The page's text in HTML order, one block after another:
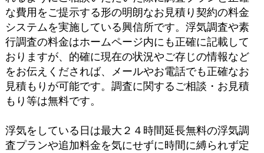
な費用をご提示する形の明朗なお見積り契約の料金
システムを実施している興信所です。浮気調査や素
行調査の料金はホームページ内にも正確に記載して
おりますが、的確に現在の状況やご存じの情報など
をお伝えくだされば、メールやお電話でも正確なお
見積もりが可能です。調査に関するご相談・お見積
もり等は無料です。
浮気をしている日は最大２４時間延長無料の浮気調
査プランや追加料金を気にせずに時間に縛られず定